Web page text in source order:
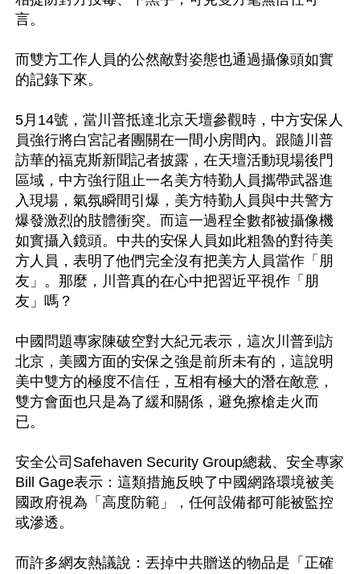
言。
而雙方工作人員的公然敵對姿態也通過攝像頭如實
的記錄下來。
5月14號，當川普抵達北京天壇參觀時，中方安保人
員強行將白宮記者團關在一間小房間內。跟隨川普
訪華的福克斯新聞記者披露，在天壇活動現場後門
區域，中方強行阻止一名美方特勤人員攜帶武器進
入現場，氣氛瞬間引爆，美方特勤人員與中共警方
爆發激烈的肢體衝突。而這一過程全數都被攝像機
如實攝入鏡頭。中共的安保人員如此粗魯的對待美
方人員，表明了他們完全沒有把美方人員當作「朋
友」。那麼，川普真的在心中把習近平視作「朋
友」嗎？
中國問題專家陳破空對大紀元表示，這次川普到訪
北京，美國方面的安保之強是前所未有的，這說明
美中雙方的極度不信任，互相有極大的潛在敵意，
雙方會面也只是為了緩和關係，避免擦槍走火而
已。
安全公司Safehaven Security Group總裁、安全專家
Bill Gage表示：這類措施反映了中國網路環境被美
國政府視為「高度防範」，任何設備都可能被監控
或滲透。
而許多網友熱議說：丟掉中共贈送的物品是「正確